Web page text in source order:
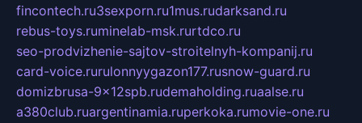
fincontech.ru3sexporn.ru1mus.rudarksand.ru
rebus-toys.ruminelab-msk.rurtdco.ru
seo-prodvizhenie-sajtov-stroitelnyh-kompanij.ru
card-voice.rurulonnyygazon177.rusnow-guard.ru
domizbrusa-9x12spb.rudemaholding.ruaalse.ru
a380club.ruargentinamia.ruperkoka.rumovie-one.ru